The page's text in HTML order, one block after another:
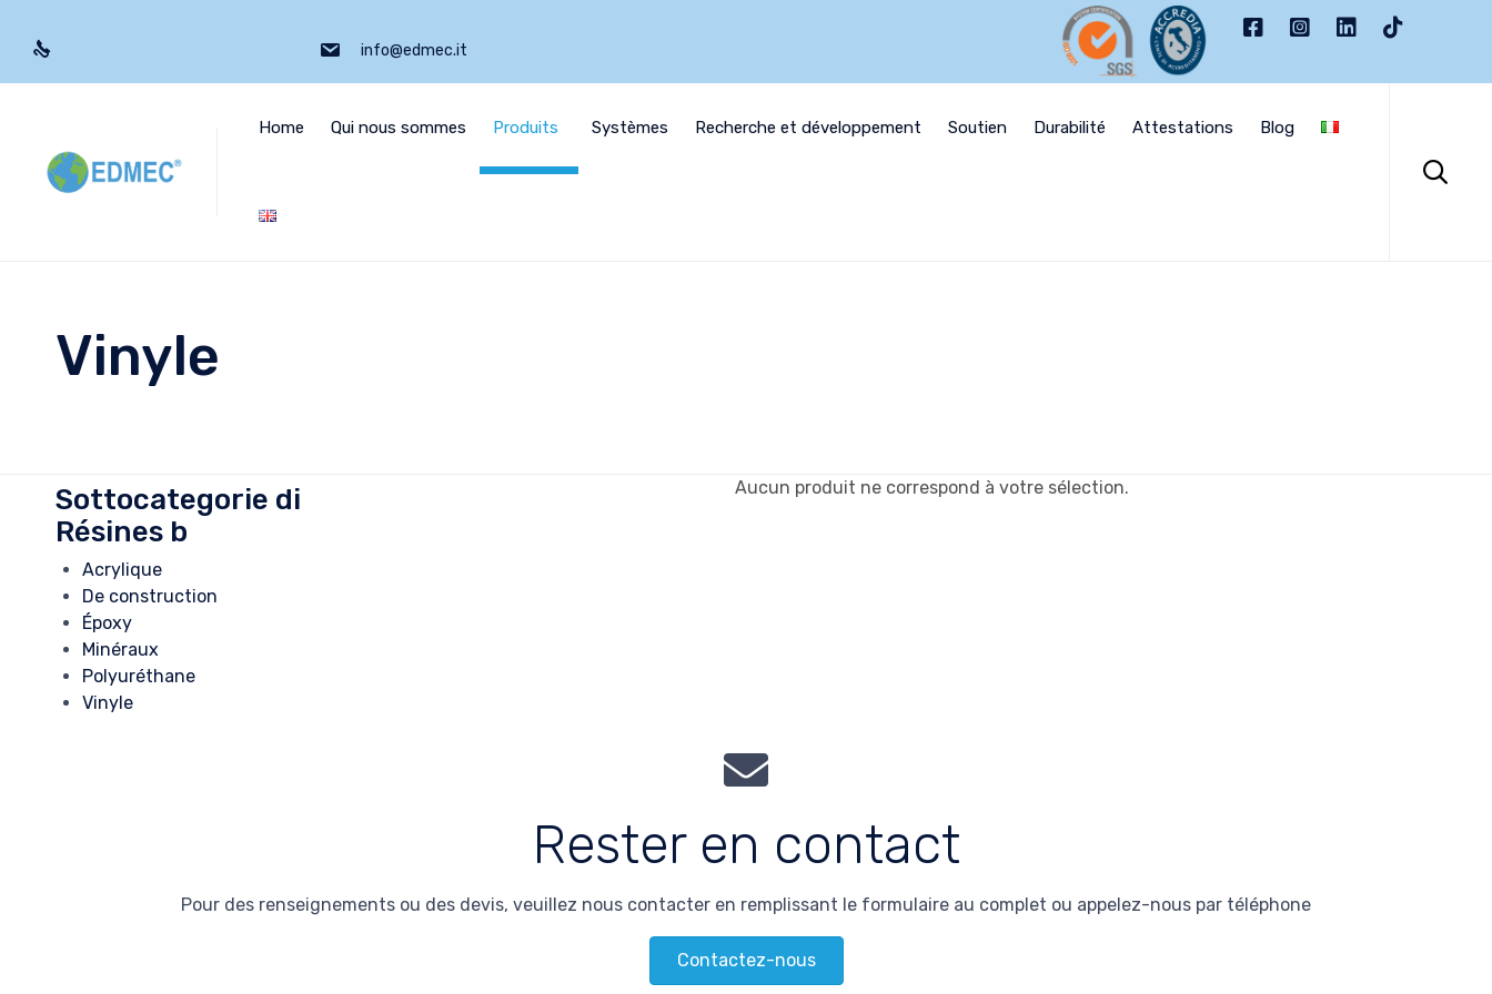
info@edmec.it
Home Qui nous sommes Produits Systèmes Recherche et développement Soutien Durabilité Attestations Blog

Vinyle
Sottocategorie di
Résines b
Acrylique
De construction
Époxy
Minéraux
Polyuréthane
Vinyle
Aucun produit ne correspond à votre sélection.
Rester en contact
Pour des renseignements ou des devis, veuillez nous contacter en remplissant le formulaire au complet ou appelez-nous par téléphone
Contactez-nous